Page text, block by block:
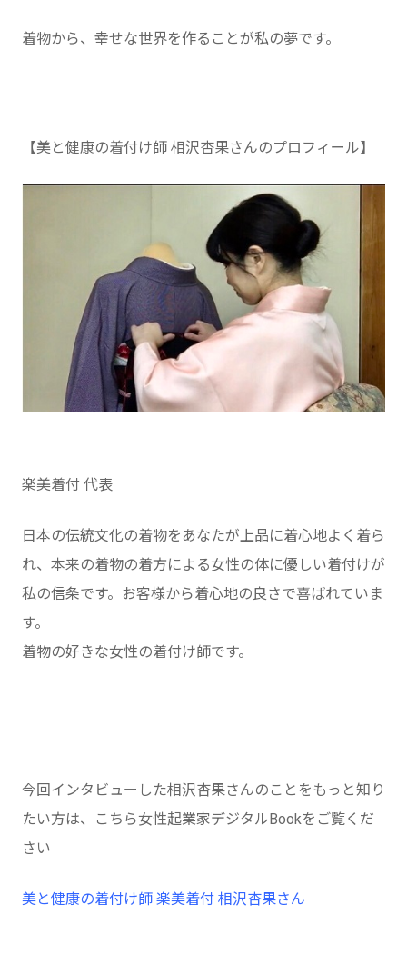
着物から、幸せな世界を作ることが私の夢です。
【美と健康の着付け師 相沢杏果さんのプロフィール】
楽美着付 代表
日本の伝統文化の着物をあなたが上品に着心地よく着ら
れ、本来の着物の着方による女性の体に優しい着付けが
私の信条です。お客様から着心地の良さで喜ばれていま
す。
着物の好きな女性の着付け師です。
今回インタビューした相沢杏果さんのことをもっと知り
たい方は、こちら女性起業家デジタルBookをご覧くだ
さい
美と健康の着付け師 楽美着付 相沢杏果さん